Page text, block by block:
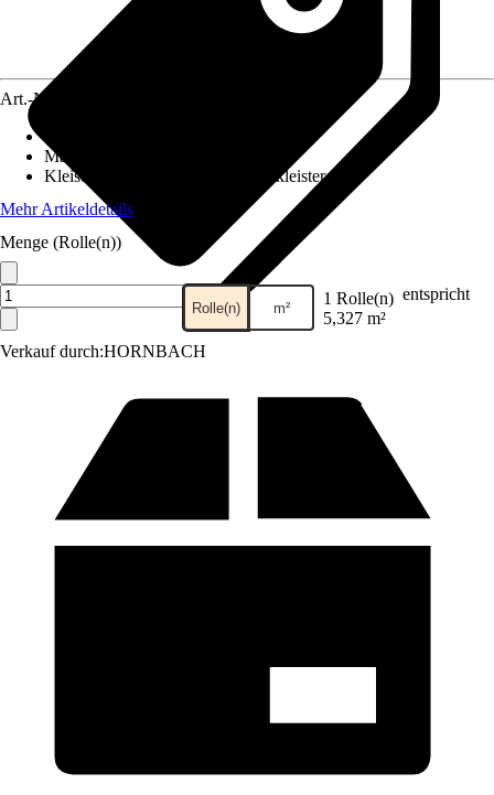
Verkauf durch:HORNBACH
Art.-Nr.
Maße (BxH)
Kleisterempfehlung
Vliestapetenkleister
Mehr Artikeldetails
Menge (Rolle(n))
Rolle(n) m² 1 Rolle(n) entspricht
5,327 m²